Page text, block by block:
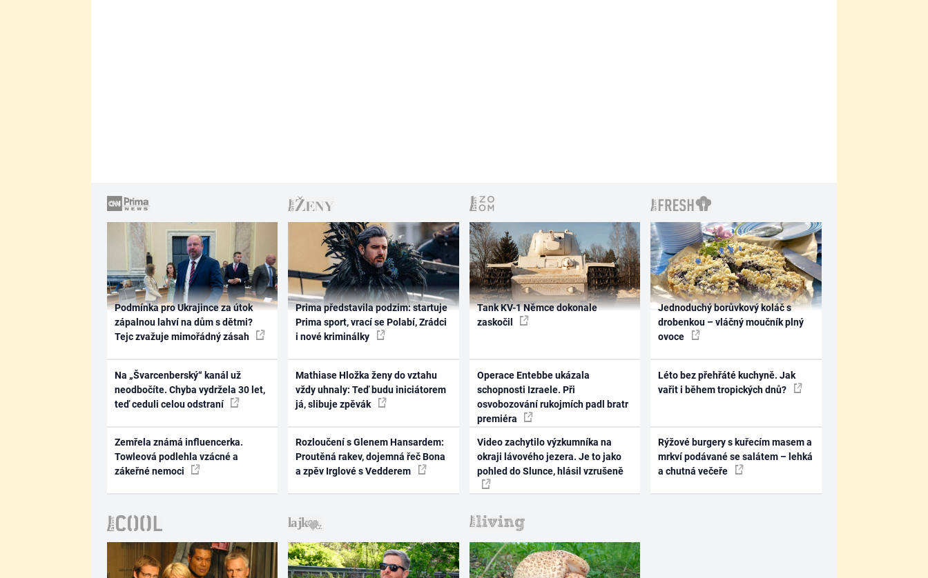
Podmínka pro Ukrajince za útok
zápalnou lahví na dům s dětmi?
Tejc zvažuje mimořádný zásah
Na „Švarcenberský“ kanál už
neodbočíte. Chyba vydržela 30 let,
teď ceduli celou odstraní
Zemřela známá influencerka.
Towleová podlehla vzácné a
zákeřné nemoci
Prima představila podzim: startuje
Prima sport, vrací se Polabí, Zrádci
i nové kriminálky
Mathiase Hložka ženy do vztahu
vždy uhnaly: Teď budu iniciátorem
já, slibuje zpěvák
Rozloučení s Glenem Hansardem:
Proutěná rakev, dojemná řeč Bona
a zpěv Irglové s Vedderem
Tank KV-1 Němce dokonale
zaskočil
Operace Entebbe ukázala
schopnosti Izraele. Při
osvobozování rukojmích padl bratr
premiéra
Video zachytilo výzkumníka na
okraji lávového jezera. Je to jako
pohled do Slunce, hlásil vzrušeně
Jednoduchý borůvkový koláč s
drobenkou – vláčný moučník plný
ovoce
Léto bez přehřáté kuchyně. Jak
vařit i během tropických dnů?
Rýžové burgery s kuřecím masem a
mrkví podávané se salátem – lehká
a chutná večeře